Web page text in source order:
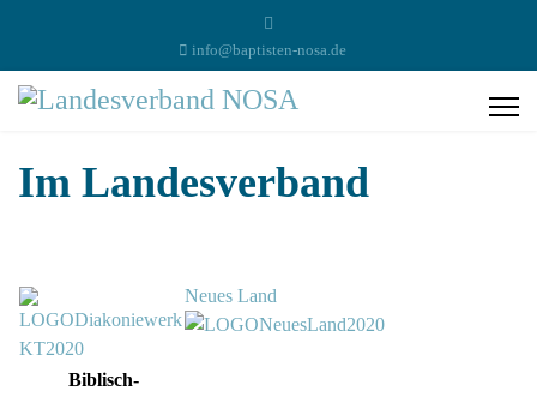
info@baptisten-nosa.de
Im Landesverband
Neues Land
Biblisch-